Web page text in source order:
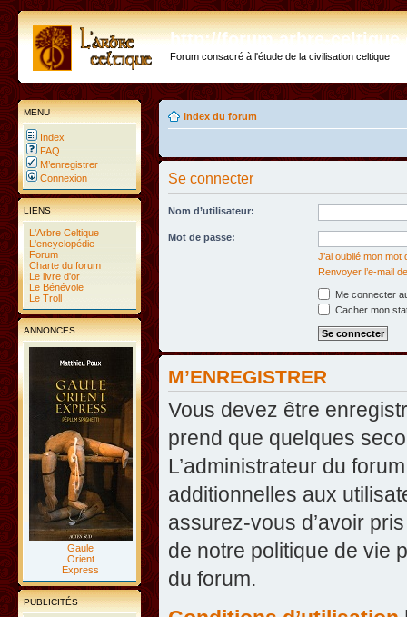
http://forum.arbre-
Forum consacré à l'étude de la civilisation celtique
MENU
Index
FAQ
M’enregistrer
Connexion
LIENS
L'Arbre Celtique
L'encyclopédie
Forum
Charte du forum
Le livre d'or
Le Bénévole
Le Troll
ANNONCES
Gaule
Orient
Express
PUBLICITÉS
Index du forum
Se connecter
Nom d’utilisateur:
Mot de passe:
J’ai oublié mon mot
Renvoyer l’e-mail
Me connecter
Cacher mon
M’ENREGISTRER
Vous devez être
prend que quelques
L’administrateur du
additionnelles aux
assurez-vous d’avoir
de notre politique de vie
du forum.